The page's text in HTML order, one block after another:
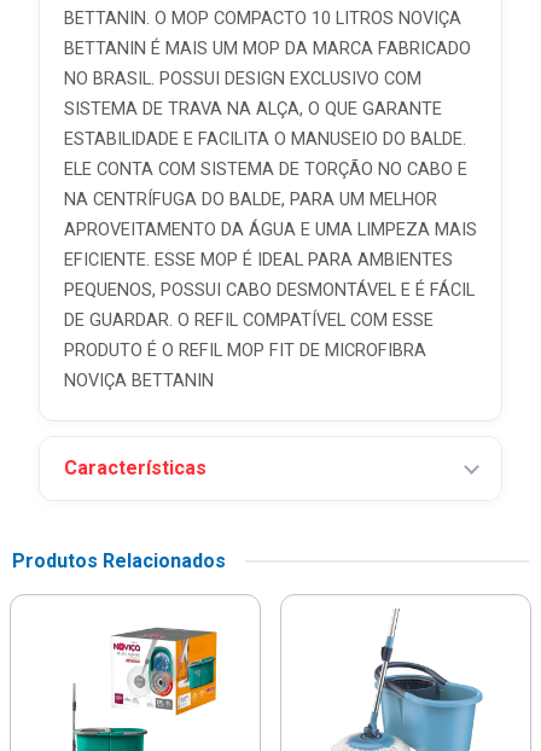
BETTANIN. O MOP COMPACTO 10 LITROS NOVIÇA
BETTANIN É MAIS UM MOP DA MARCA FABRICADO
NO BRASIL. POSSUI DESIGN EXCLUSIVO COM
SISTEMA DE TRAVA NA ALÇA, O QUE GARANTE
ESTABILIDADE E FACILITA O MANUSEIO DO BALDE.
ELE CONTA COM SISTEMA DE TORÇÃO NO CABO E
NA CENTRÍFUGA DO BALDE, PARA UM MELHOR
APROVEITAMENTO DA ÁGUA E UMA LIMPEZA MAIS
EFICIENTE. ESSE MOP É IDEAL PARA AMBIENTES
PEQUENOS, POSSUI CABO DESMONTÁVEL E É FÁCIL
DE GUARDAR. O REFIL COMPATÍVEL COM ESSE
PRODUTO É O REFIL MOP FIT DE MICROFIBRA
NOVIÇA BETTANIN
Características
Produtos Relacionados